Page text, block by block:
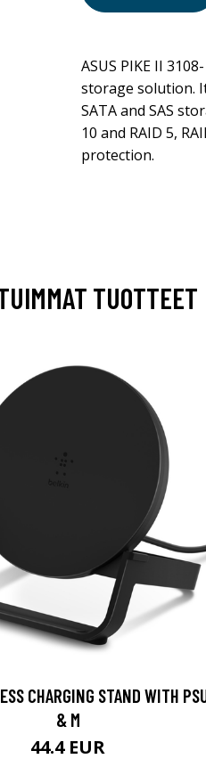
ASUS PIKE II
storage solution.
SATA and SAS
10 and RAID 5,
protection.
TUOTTEET
CHARGING STAND WITH
& M
44.4 EUR